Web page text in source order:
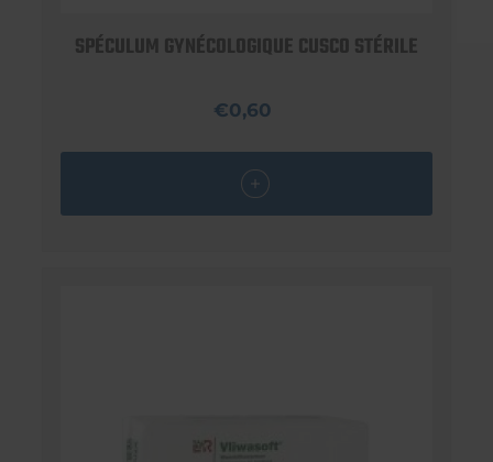
SPÉCULUM GYNÉCOLOGIQUE CUSCO STÉRILE
€0,60